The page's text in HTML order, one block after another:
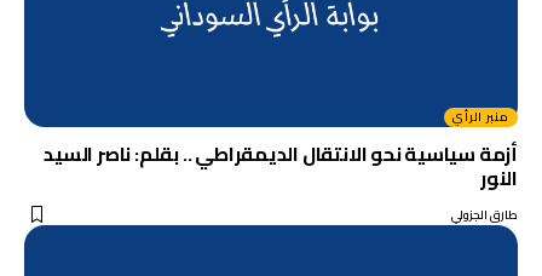
منبر الرأي
أزمة سياسية نحو الانتقال الديمقراطي .. بقلم: ناصر السيد
النور
طارق الجزولي